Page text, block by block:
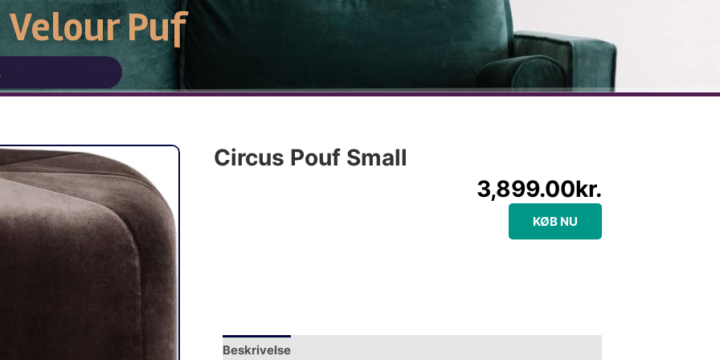
Velour Puf
Circus Pouf Small
3,899.00kr.
KØB NU
Beskrivelse